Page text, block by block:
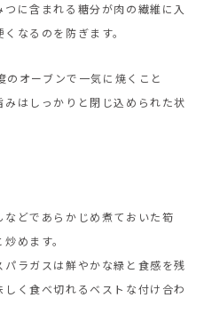
に含まれる糖分が肉の繊維に入
なるのを防ぎます。
オーブンで一気に焼くこと
はしっかりと閉じ込められた状
どであらかじめ煮ておいた筍
めます。
ラガスは鮮やかな緑と食感を残
く食べ切れるベストな付け合わ